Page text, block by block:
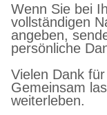
Wenn Sie bei
vollständigen
angeben,
persönliche
Vielen Dank
Gemeinsam
weiterleben.